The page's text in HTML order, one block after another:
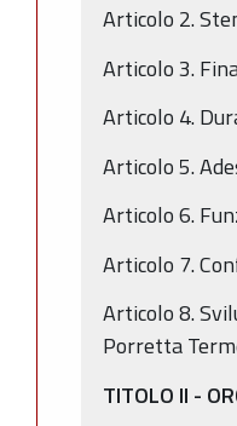
Articolo 2.
Articolo 3.
Articolo 4.
Articolo 5.
Articolo 6.
Articolo 7.
Articolo 8.
Porretta
TITOLO II -